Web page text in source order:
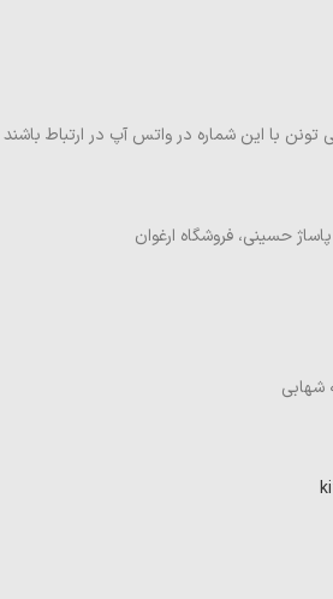
با این شماره در واتس آپ در ارتباط باشند
حسینی، فروشگاه ارغوان
شهابی